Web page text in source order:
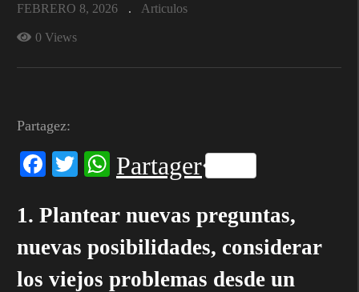
FEBRERO 8, 2026 Articulos
0 Views
Partagez:
Facebook
Twitter
WhatsApp
Partager
1. Plantear nuevas preguntas,
nuevas posibilidades, considerar
los viejos problemas desde un